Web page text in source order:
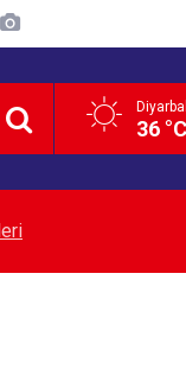
36
kavga: 5 yaralı